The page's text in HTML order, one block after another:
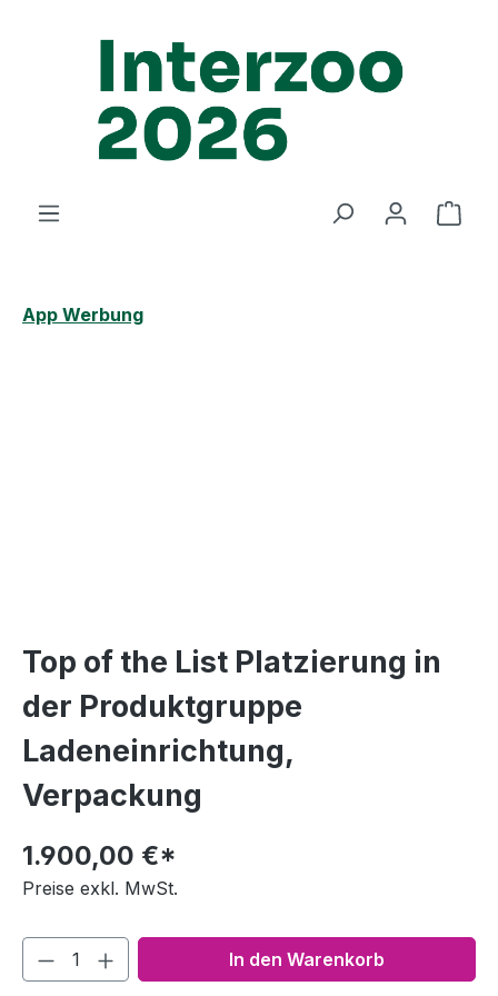
App Werbung
Top of the List Platzierung in
der Produktgruppe
Ladeneinrichtung,
Verpackung
1.900,00 €*
Preise exkl. MwSt.
In den Warenkorb